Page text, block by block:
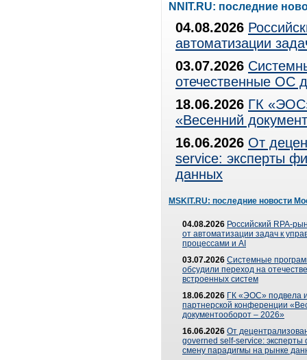
NNIT.RU: последние
04.08.2026
автоматизации
03.07.2026
отечественные ОС
18.06.2026 ГК
«Весенний
16.06.2026 От
service: эксперты
данных
MSKIT.RU: последние новости
04.08.2026 Российский RPA-
от автоматизации задач к
процессами и AI
03.07.2026 Системные
обсудили переход на
встроенных систем
18.06.2026 ГК «ЭОС» подвела
партнерской конференции
документооборот – 2026»
16.06.2026 От
governed self-service: эксперты
смену парадигмы на рынке